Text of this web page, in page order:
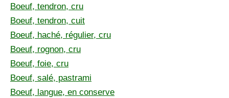
Boeuf, tendron, cru
Boeuf, tendron, cuit
Boeuf, haché, régulier, cru
Boeuf, rognon, cru
Boeuf, foie, cru
Boeuf, salé, pastrami
Boeuf, langue, en conserve